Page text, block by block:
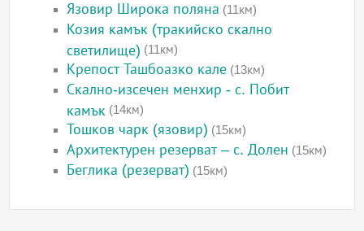
Язовир Широка поляна (11км)
Козия камък (тракийско скално
светилище) (11км)
Крепост Ташбоазко кале (13км)
Скално-изсечен менхир - с. Побит
камък (14км)
Тошков чарк (язовир) (15км)
Архитектурен резерват – с. Долен (15км)
Беглика (резерват) (15км)